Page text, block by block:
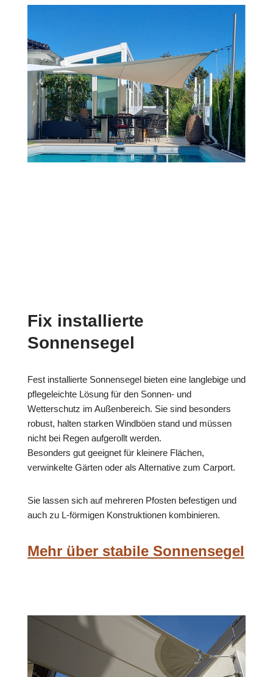
Fix installierte
Sonnensegel
Fest installierte Sonnensegel bieten eine langlebige und
pflegeleichte Lösung für den Sonnen- und
Wetterschutz im Außenbereich. Sie sind besonders
robust, halten starken Windböen stand und müssen
nicht bei Regen aufgerollt werden.
Besonders gut geeignet für kleinere Flächen,
verwinkelte Gärten oder als Alternative zum Carport.
Sie lassen sich auf mehreren Pfosten befestigen und
auch zu L-förmigen Konstruktionen kombinieren.
Mehr über stabile Sonnensegel